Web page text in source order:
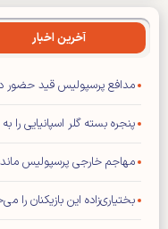
آخرین اخبار
مدافع پرسپولیس قید حضور
پنجره بسته گلر اسپانیایی را
مهاجم خارجی پرسپولیس
بختیاری‌زاده این بازیکنان را